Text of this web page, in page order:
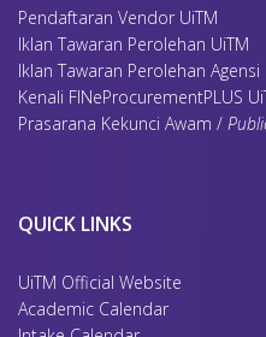
Pendaftaran Vendor UiTM
Iklan Tawaran Perolehan UiTM
Iklan Tawaran Perolehan Agensi
Kenali FINeProcurementPLUS
Prasarana Kekunci Awam /
QUICK LINKS
UiTM Official Website
Academic Calendar